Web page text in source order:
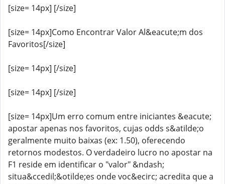
[size= 14px] [/size]
[size= 14px]Como Encontrar Valor Al&eacute;m dos
Favoritos[/size]
[size= 14px] [/size]
[size= 14px] [/size]
[size= 14px]Um erro comum entre iniciantes &eacute;
apostar apenas nos favoritos, cujas odds s&atilde;o
geralmente muito baixas (ex: 1.50), oferecendo
retornos modestos. O verdadeiro lucro no apostar na
F1 reside em identificar o "valor" &ndash;
situa&ccedil;&otilde;es onde voc&ecirc; acredita que a